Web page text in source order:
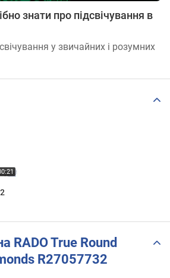
знати про підсвічування в
у звичайних і розумних
RADO True Round
R27057732